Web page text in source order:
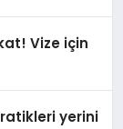
Vize için
yerini